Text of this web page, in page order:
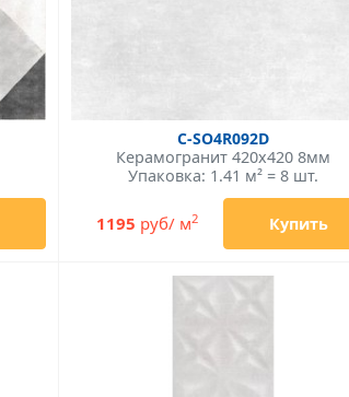
C-SO4R092D
Керамогранит 420x420 8мм
Упаковка: 1.41 м² = 8 шт.
1195 руб/ м2 Купить